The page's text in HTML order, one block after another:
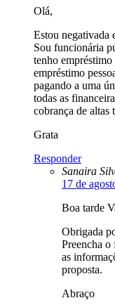
Olá,
Estou negativada
Sou funcionária
tenho
empréstimo
pagando a uma
todas as
cobrança de altas
Grata
Responder
Sanaira
17 de
Boa tarde
Obrigada
Preencha o
as
proposta.
Abraço